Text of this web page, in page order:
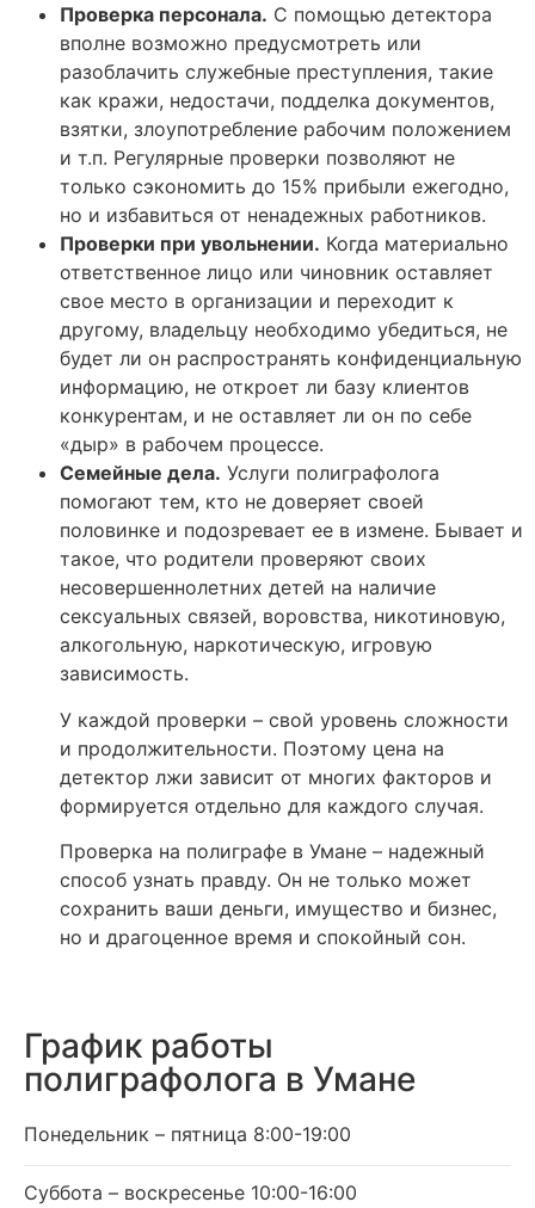
Проверка персонала. С помощью детектора
вполне возможно предусмотреть или
разоблачить служебные преступления, такие
как кражи, недостачи, подделка документов,
взятки, злоупотребление рабочим положением
и т.п. Регулярные проверки позволяют не
только сэкономить до 15% прибыли ежегодно,
но и избавиться от ненадежных работников.
Проверки при увольнении. Когда материально
ответственное лицо или чиновник оставляет
свое место в организации и переходит к
другому, владельцу необходимо убедиться, не
будет ли он распространять конфиденциальную
информацию, не откроет ли базу клиентов
конкурентам, и не оставляет ли он по себе
«дыр» в рабочем процессе.
Семейные дела. Услуги полиграфолога
помогают тем, кто не доверяет своей
половинке и подозревает ее в измене. Бывает и
такое, что родители проверяют своих
несовершеннолетних детей на наличие
сексуальных связей, воровства, никотиновую,
алкогольную, наркотическую, игровую
зависимость.
У каждой проверки – свой уровень сложности
и продолжительности. Поэтому цена на
детектор лжи зависит от многих факторов и
формируется отдельно для каждого случая.
Проверка на полиграфе в Умане – надежный
способ узнать правду. Он не только может
сохранить ваши деньги, имущество и бизнес,
но и драгоценное время и спокойный сон.
График работы
полиграфолога в Умане
Понедельник – пятница 8:00-19:00
Суббота – воскресенье 10:00-16:00